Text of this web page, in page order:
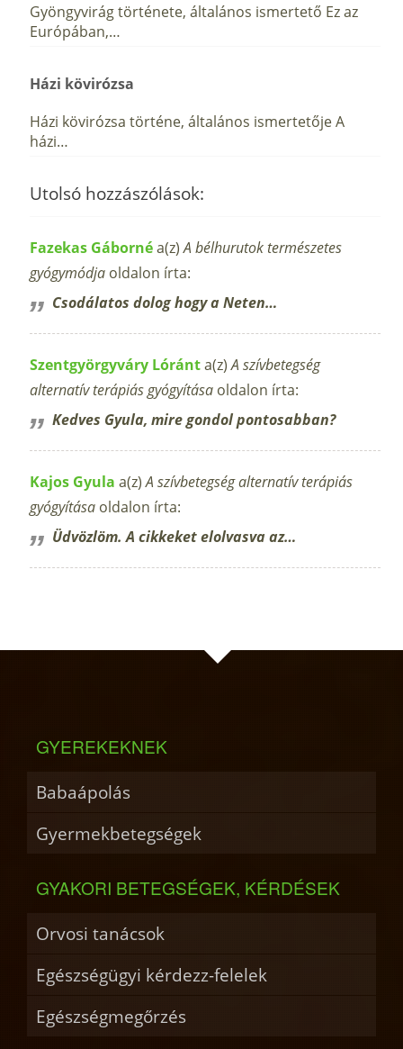
Gyöngyvirág története, általános ismertető Ez az
Európában,…
Házi kövirózsa
Házi kövirózsa történe, általános ismertetője A
házi…
Utolsó hozzászólások:
Fazekas Gábornéa(z)A bélhurutok természetes
gyógymódja oldalon írta:
Csodálatos dolog hogy a Neten…
Szentgyörgyváry Lóránta(z)A szívbetegség
alternatív terápiás gyógyítása oldalon írta:
Kedves Gyula, mire gondol pontosabban?
Kajos Gyula a(z)A szívbetegség alternatív terápiás
gyógyítása oldalon írta:
Üdvözlöm. A cikkeket elolvasva az…
GYEREKEKNEK
Babaápolás
Gyermekbetegségek
GYAKORI BETEGSÉGEK, KÉRDÉSEK
Orvosi tanácsok
Egészségügyi kérdezz-felelek
Egészségmegőrzés